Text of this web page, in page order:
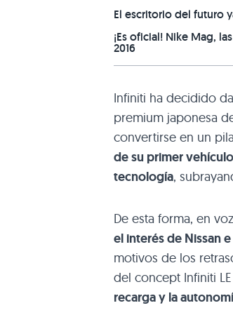
El escritorio del futuro
¡Es oficial! Nike Mag,
2016
Infiniti ha decidido
premium japonesa
convertirse en un
de su primer
tecnología,
De esta forma, en
el interés de Nissan
motivos de los
del concept Infiniti
recarga y la